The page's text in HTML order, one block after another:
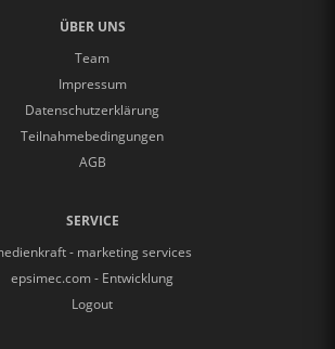
ÜBER UNS
Team
Impressum
Datenschutzerklärung
Teilnahmebedingungen
AGB
SERVICE
- marketing services
epsimec.com - Entwicklung
Logout